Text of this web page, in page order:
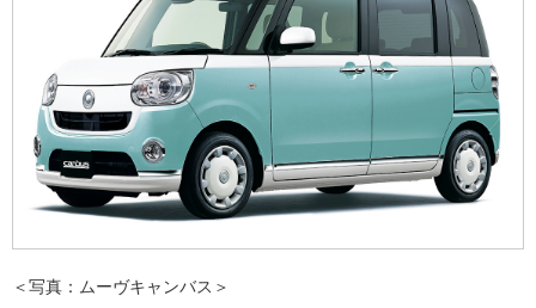
＜写真：ムーヴキャンバス＞